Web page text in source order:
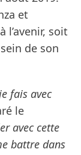
et
l’avenir, soit
de son
fais avec
le
avec cette
battre dans